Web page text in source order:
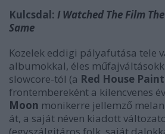
Kulcsdal: I Watched The Film
Same
Kozelek eddigi pályafutása tele
albumokkal, éles
slowcore-tól (a Red House
frontembereként a kilencvenes
Moon monikerre jellemző
át, a saját néven kiadott